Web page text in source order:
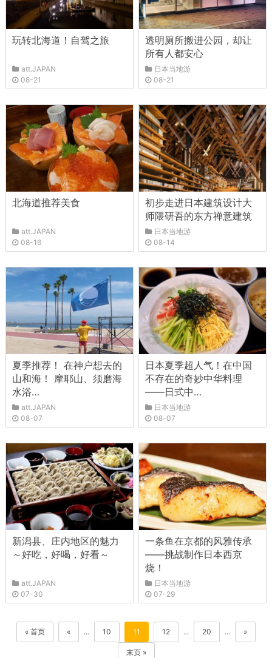
玩转北海道！自驾之旅
att.JAPAN
08-21
透明厕所搬进公园，却让
所有人都安心
日本当地游
08-21
北海道推荐美食
att.JAPAN
08-16
初步走进日本建筑设计大
师隈研吾的东方禅意建筑
日本当地游
08-14
夏季推荐！ 在神户想去的
山和海！ 摩耶山、须磨海
水浴…
att.JAPAN
08-07
日本夏季超人气！在中国
不存在的奇妙中华料理
——日式中…
日本当地游
08-07
新潟县、庄内地区的魅力
～好吃，好喝，好看～
att.JAPAN
07-30
一条鱼在京都的风雅传承
——挑战制作日本西京
烧！
日本当地游
07-29
« 首页 « ... 10 11 12 ... 20 ... »
末页 »